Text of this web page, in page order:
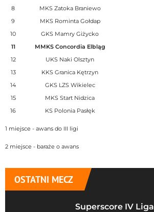
8
MKS Zatoka Braniewo
9
MKS Rominta Gołdap
10
GKS Mamry Giżycko
11
MMKS Concordia Elbląg
12
UKS Naki Olsztyn
13
KKS Granica Kętrzyn
14
GKS LZS Wikielec
15
MKS Start Nidzica
16
KS Polonia Pasłęk
1 miejsce - awans do III ligi
2 miejsce - baraże o awans
OSTATNI MECZ
Superscore IV Liga